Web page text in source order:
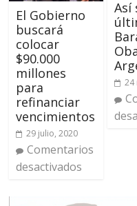
El Gobierno
buscará
colocar
$90.000
millones
para
refinanciar
vencimientos
29 julio, 2020
Comentarios
desactivados
Así
24